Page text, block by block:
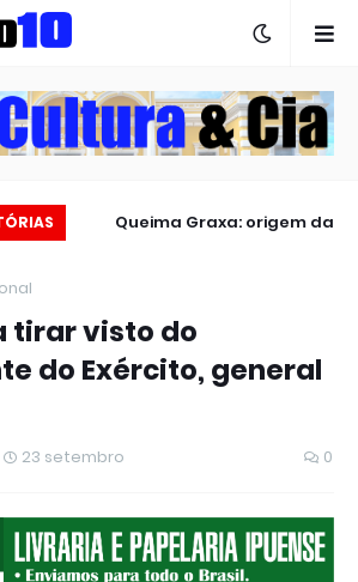
Queima Graxa: origem da
VIP” e
tirar visto do
do Exército, general
23 setembro 0